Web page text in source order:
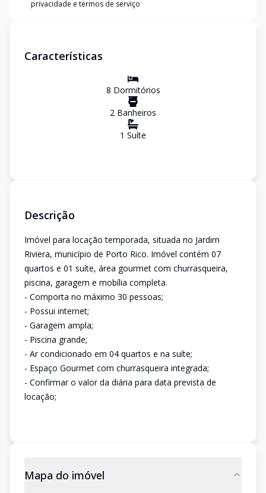
privacidade e termos de serviço
Características
8 Dormitórios
2 Banheiros
1 Suíte
Descrição
Imóvel para locação temporada, situada no Jardim
Riviera, município de Porto Rico. Imóvel contém 07
quartos e 01 suíte, área gourmet com churrasqueira,
piscina, garagem e mobília completa.
- Comporta no máximo 30 pessoas;
- Possui internet;
- Garagem ampla;
- Piscina grande;
- Ar condicionado em 04 quartos e na suíte;
- Espaço Gourmet com churrasqueira integrada;
- Confirmar o valor da diária para data prevista de
locação;
Mapa do imóvel